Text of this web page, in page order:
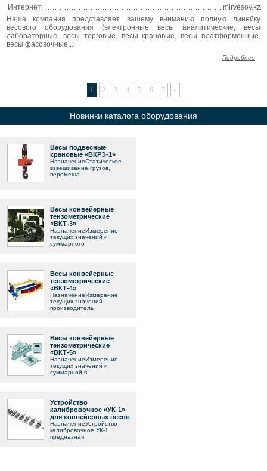
Интернет:
mirvesov.kz
Наша компания представляет вашему вниманию полную линейку
весового оборудования (электронные весы аналитические, весы
лабораторные, весы торговые, весы крановые, весы платформенные,
весы фасовочные,...
Подробнее
1 2 3 4 5 6 7 »
Новинки каталога оборудования
Весы подвесные
крановые «ВКРЭ-1»
НазначениеСтатическое
взвешивание грузов,
перемеща
Весы конвейерные
тензометрические
«ВКТ-3»
НазначениеИзмерение
текущих значений и
суммарного
Весы конвейерные
тензометрические
«ВКТ-4»
НазначениеИзмерение
текущих значений
производитель
Весы конвейерные
тензометрические
«ВКТ-5»
НазначениеИзмерение
текущих значений и
суммарной в
Устройство
калибровочное «УК-1»
для конвейерных весов
НазначениеУстройство
калибровочное УК-1
предназнач